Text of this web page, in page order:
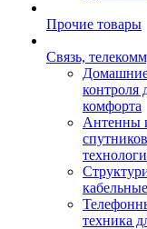
Прочие товары
Связь,
контроля
комфорта
Антенны
техника